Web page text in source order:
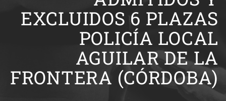
EXCLUIDOS 6 PLAZAS
POLICÍA LOCAL
AGUILAR DE LA
FRONTERA (CÓRDOBA)